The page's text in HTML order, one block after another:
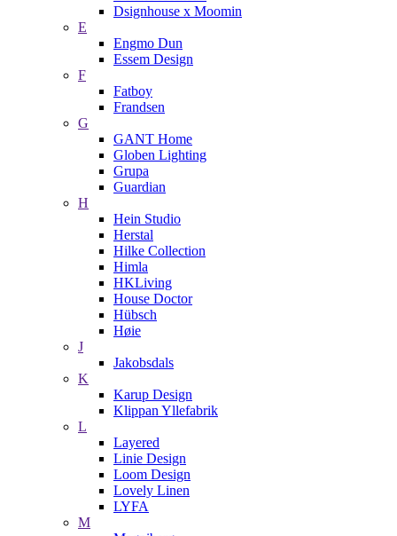
Dsignhouse x Moomin
E
Engmo Dun
Essem Design
F
Fatboy
Frandsen
G
GANT Home
Globen Lighting
Grupa
Guardian
H
Hein Studio
Herstal
Hilke Collection
Himla
HKLiving
House Doctor
Hübsch
Høie
J
Jakobsdals
K
Karup Design
Klippan Yllefabrik
L
Layered
Linie Design
Loom Design
Lovely Linen
LYFA
M